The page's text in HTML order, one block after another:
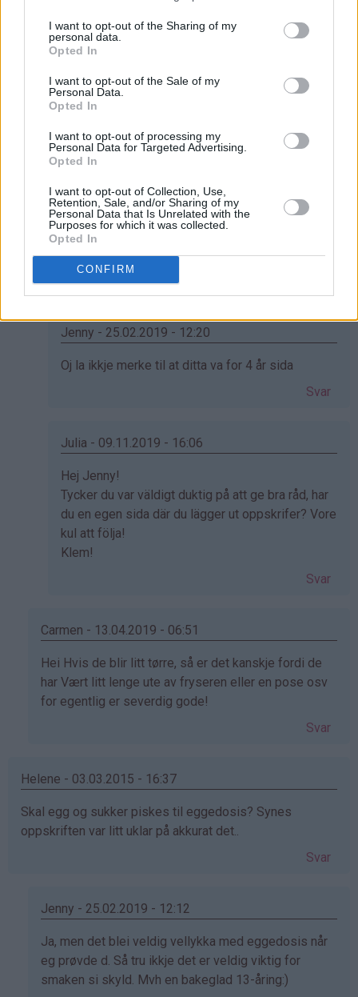
I want to opt-out of the Sharing of my
personal data.
Opted In
I want to opt-out of the Sale of my
Personal Data.
Opted In
I want to opt-out of processing my
Personal Data for Targeted Advertising.
Opted In
I want to opt-out of Collection, Use,
Retention, Sale, and/or Sharing of my
Personal Data that Is Unrelated with the
Purposes for which it was collected.
Opted In
CONFIRM
Svar
Jenny - 25.02.2019 - 12:11
svar
på
Silje
(ikke
bekreftet)
men det ble mye bedre når eg hadde på litt svakere
varme og hadde dei heller i litt lengre. Og husk om du
nest nederste for å unngå at det bli brent på toppen.
(PS. Du huska vel å bruke to muffinsformer per
muffins? Visst ikkje blir dei alltid tørre.) mvh en
bakeglad 13-åring
Jenny - 25.02.2019 - 12:20
Som
Jenny
bekreftet)
Oj la ikkje merke til at ditta va for 4 år sida
Svar
Julia - 09.11.2019 - 16:06
Som
svar
på
av
Jenny
Hej Jenny!
Tycker du var väldigt duktig på att ge bra råd, har
du en egen sida där du lägger ut oppskrifer? Vore
kul att följa!
Klem!
Svar
Carmen - 13.04.2019 - 06:51
Som
svar
på
bekreftet)
Hei Hvis de blir litt tørre, så er det kanskje fordi de
har Vært litt lenge ute av fryseren eller en pose osv
for egentlig er severdig gode!
Svar
Helene - 03.03.2015 - 16:37
Skal egg og sukker piskes til eggedosis? Synes
oppskriften var litt uklar på akkurat det..
Svar
Jenny - 25.02.2019 - 12:12
Som
svar
på
Ja, men det blei veldig vellykka med eggedosis når
eg prøvde d. Så tru ikkje det er veldig viktig for
smaken si skyld. Mvh en bakeglad 13-åring:)